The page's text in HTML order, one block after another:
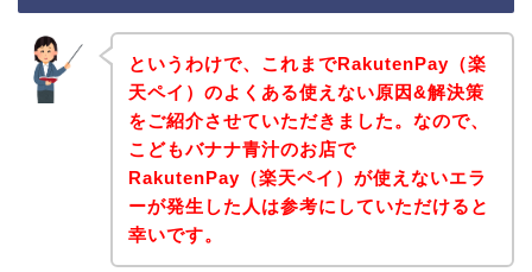
というわけで、これまでRakutenPay（楽
天ペイ）のよくある使えない原因&解決策
をご紹介させていただきました。なので、
こどもバナナ青汁のお店で
RakutenPay（楽天ペイ）が使えないエラ
ーが発生した人は参考にしていただけると
幸いです。